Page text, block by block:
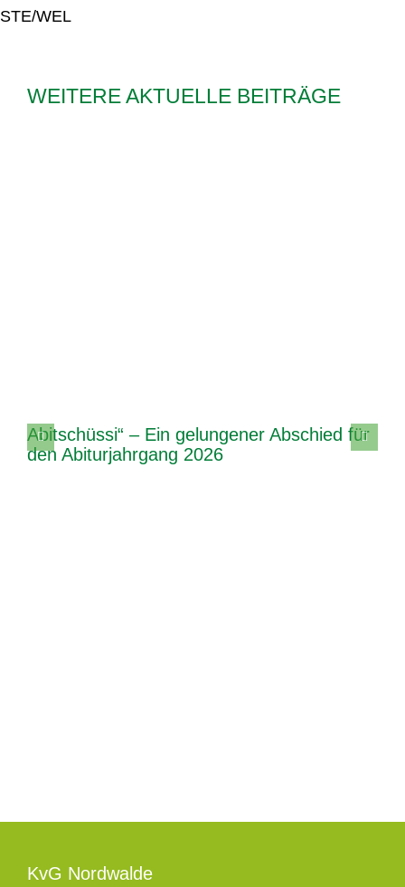
STE/WEL
WEITERE AKTUELLE BEITRÄGE
Abitschüssi“ – Ein gelungener Abschied für
den Abiturjahrgang 2026
KvG Nordwalde